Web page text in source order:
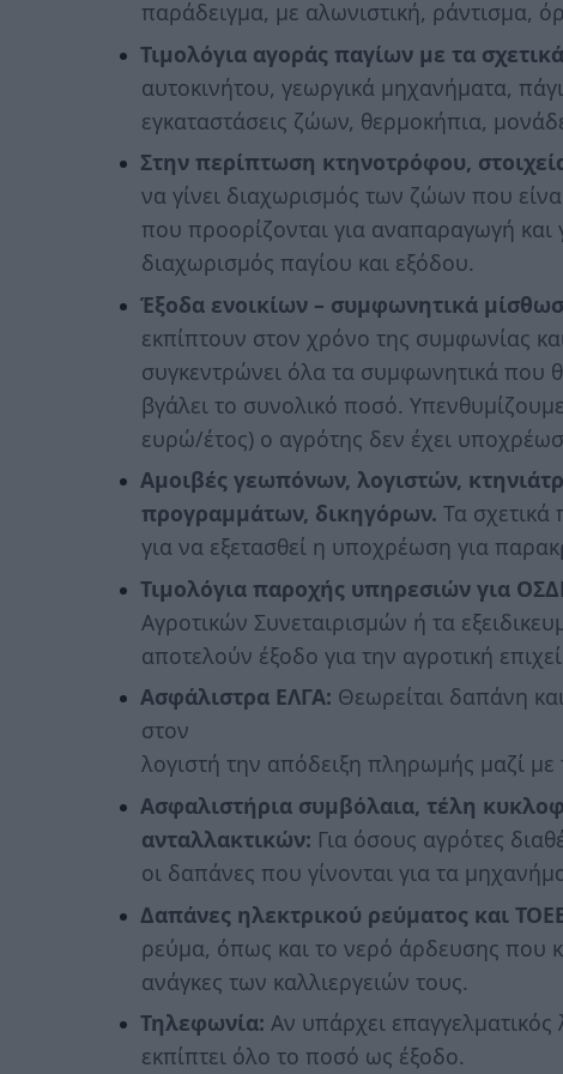
παράδειγμα, με αλωνιστική, ράντισμα,
Τιμολόγια αγοράς παγίων με τα
αυτοκινήτου, γεωργικά μηχανήματα,
εγκαταστάσεις ζώων, θερμοκήπια,
Στην περίπτωση κτηνοτρόφου,
να γίνει διαχωρισμός των ζώων που
που προορίζονται για αναπαραγωγή
διαχωρισμός παγίου και εξόδου.
Έξοδα ενοικίων – συμφωνητικά
εκπίπτουν στον χρόνο της συμφωνίας
συγκεντρώνει όλα τα συμφωνητικά που
βγάλει το συνολικό ποσό.
ευρώ/έτος) ο αγρότης δεν έχει
Αμοιβές γεωπόνων, λογιστών,
προγραμμάτων, δικηγόρων. Τα
για να εξετασθεί η υποχρέωση για
Τιμολόγια παροχής υπηρεσιών για
Αγροτικών Συνεταιρισμών ή τα
αποτελούν έξοδο για την αγροτική
Ασφάλιστρα ΕΛΓΑ: Θεωρείται δαπάνη
στον
λογιστή την απόδειξη πληρωμής μαζί
Ασφαλιστήρια συμβόλαια, τέλη
ανταλλακτικών: Για όσους αγρότες
οι δαπάνες που γίνονται για τα
Δαπάνες ηλεκτρικού ρεύματος και
ρεύμα, όπως και το νερό άρδευσης που
ανάγκες των καλλιεργειών τους.
Τηλεφωνία: Αν υπάρχει
εκπίπτει όλο το ποσό ως έξοδο.